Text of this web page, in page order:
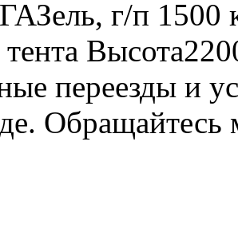
г/п 1500
тента
переезды и